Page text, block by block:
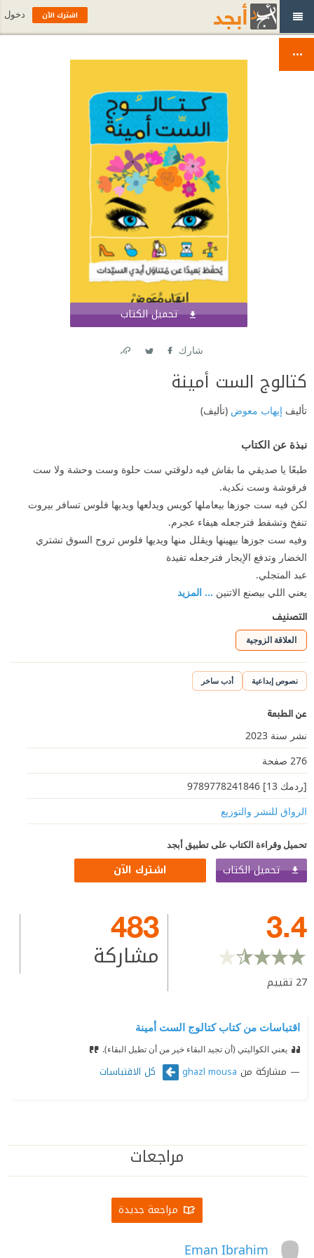
تحميل الكتاب
شارك
كتالوج الست أمينة
تأليف إيهاب معوض (تأليف)
نبذة عن الكتاب
طبعًا يا صديقي ما بقاش فيه دلوقتي ست حلوة وست وحشة ولا ست
فرفوشة وست نكدية.
لكن فيه ست جوزها بيعاملها كويس ويدلعها ويديها فلوس تسافر بيروت
تنفخ وتشفط فترجعله هيفاء عجرم.
وفيه ست جوزها بيهينها ويقلل منها ويديها فلوس تروح السوق تشتري
الخضار وتدفع الإيجار فترجعله تفيدة
عبد المتجلي.
يعني اللي بيصنع الاتنين ... المزيد
التصنيف
العلاقة الزوجية
نصوص إبداعية أدب ساخر
عن الطبعة
نشر سنة 2023
276 صفحة
[ردمك 13] 9789778241846
الرواق للنشر والتوزيع
تحميل وقراءة الكتاب على تطبيق أبجد
تحميل الكتاب اشترك الآن
3.4
27 تقييم
483
مشاركة
اقتباسات من كتاب كتالوج الست أمينة
يعني الكواليتي (أن تجيد البقاء خير من أن تطيل البقاء).
مشاركة من ghazl mousa كل الاقتباسات
مراجعات
مراجعة جديدة
Eman Ibrahim
اشترك الآن دخول